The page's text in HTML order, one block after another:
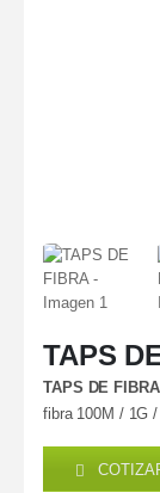
TAPS
TAPS DE
fibra 100M / 1G